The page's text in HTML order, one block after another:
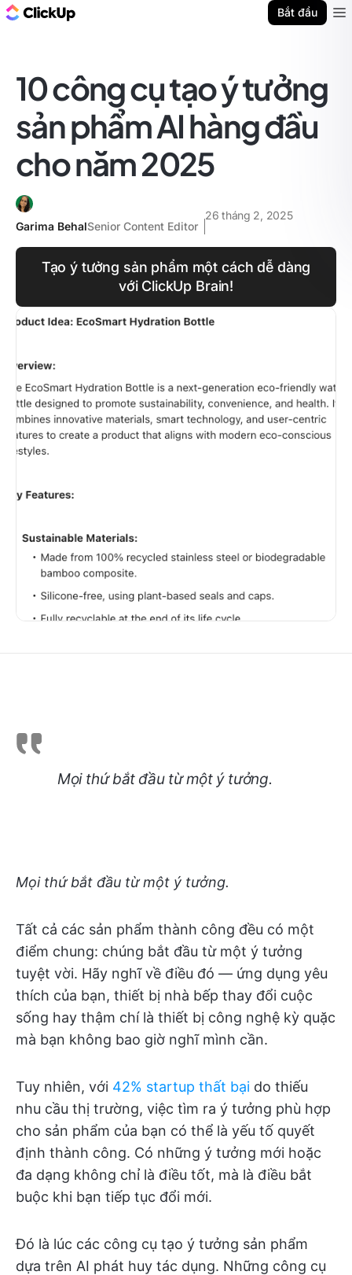
Bắt đầu
10 công cụ tạo ý tưởng
sản phẩm AI hàng đầu
cho năm 2025
Garima BehalSenior Content Editor
26 tháng 2, 2025
Tạo ý tưởng sản phẩm một cách dễ dàng
với ClickUp Brain!
Mọi thứ bắt đầu từ một ý tưởng.
Mọi thứ bắt đầu từ một ý tưởng.
Tất cả các sản phẩm thành công đều có một
điểm chung: chúng bắt đầu từ một ý tưởng
tuyệt vời. Hãy nghĩ về điều đó — ứng dụng yêu
thích của bạn, thiết bị nhà bếp thay đổi cuộc
sống hay thậm chí là thiết bị công nghệ kỳ quặc
mà bạn không bao giờ nghĩ mình cần.
Tuy nhiên, với 42% startup thất bại do thiếu
nhu cầu thị trường, việc tìm ra ý tưởng phù hợp
cho sản phẩm của bạn có thể là yếu tố quyết
định thành công. Có những ý tưởng mới hoặc
đa dạng không chỉ là điều tốt, mà là điều bắt
buộc khi bạn tiếp tục đổi mới.
Đó là lúc các công cụ tạo ý tưởng sản phẩm
dựa trên AI phát huy tác dụng. Những công cụ